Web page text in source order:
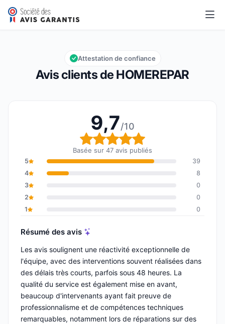
HOMEREPAR
Note globale : 9,7 sur 10
9,7/10
Avis clients de HOMEREPAR
Attestation de confiance
9,7/10
Note globale : 9,7 sur
Basée sur 47 avis publiés
5
39
4
8
3
0
2
0
1
0
Résumé des avis
Les avis soulignent une réactivité exceptionnelle de
l'équipe, avec des interventions souvent réalisées dans
des délais très courts, parfois sous 48 heures. La
qualité du service est également mise en avant,
beaucoup d'intervenants ayant fait preuve de
professionnalisme et de compétences techniques
remarquables, notamment lors de réparations sur des